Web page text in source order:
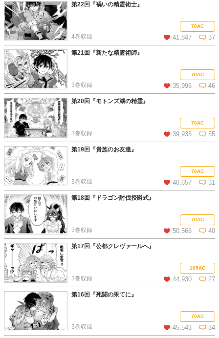
この話を読む コメントを見る
第22回『禍いの精霊術士』
70AC
41,847 37
4巻収録
この話を読む コメントを見る
第21回『新たな精霊術師』
70AC
35,996 46
3巻収録
この話を読む コメントを見る
第20回『モトンズ湖の精霊』
70AC
39,935 55
3巻収録
この話を読む コメントを見る
第19回『貴族のお友達』
70AC
40,657 31
3巻収録
この話を読む コメントを見る
第18回『ドラゴン討伐授爵式』
70AC
50,566 40
3巻収録
この話を読む コメントを見る
第17回『公都クレヴァールへ』
105AC
44,930 27
3巻収録
この話を読む コメントを見る
第16回『死闘の果てに』
70AC
45,543 34
3巻収録